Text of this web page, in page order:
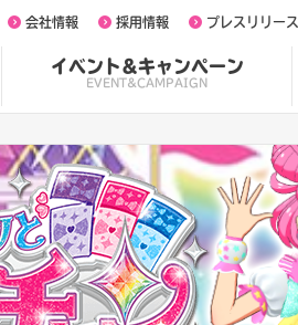
イベント&キャンペーン
EVENT&CAMPAIGN
会社情報 採用情報 プレスリリース